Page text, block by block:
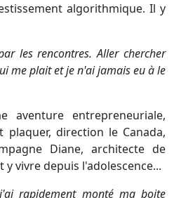
algorithmique. Il y
les rencontres. Aller chercher
me plait et je n'ai jamais eu à le
aventure entrepreneuriale,
direction le Canada,
Diane, architecte de
vivre depuis l'adolescence...
rapidement monté ma boite